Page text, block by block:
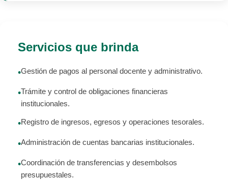
Servicios que brinda
•Gestión de pagos al personal docente y administrativo.
•Trámite y control de obligaciones financieras
institucionales.
•Registro de ingresos, egresos y operaciones tesorales.
•Administración de cuentas bancarias institucionales.
•Coordinación de transferencias y desembolsos
presupuestales.